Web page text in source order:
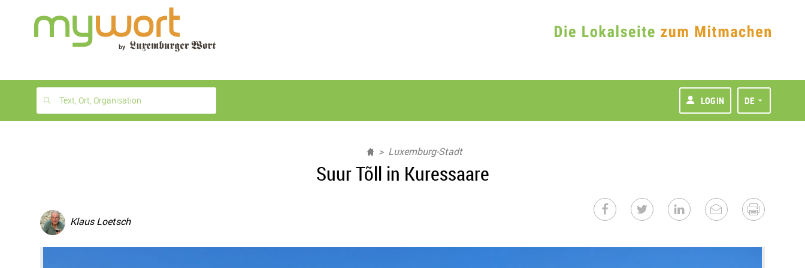
month
free
Text, Ort, Organisation LOGIN DE
Luxemburg-Stadt
Suur Tõll in Kuressaare
Klaus Loetsch